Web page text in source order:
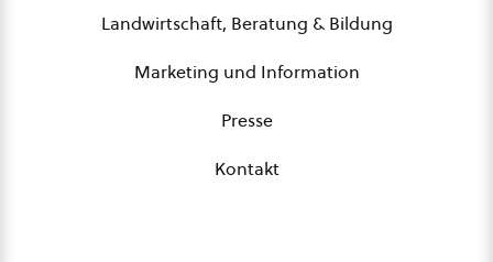
Landwirtschaft, Beratung & Bildung
Marketing und Information
Presse
Kontakt